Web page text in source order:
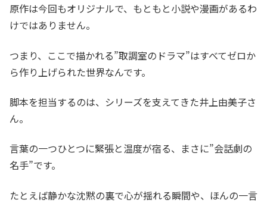
原作は今回もオリジナルで、もともと小説や漫画があるわ
けではありません。
つまり、ここで描かれる”取調室のドラマ”はすべてゼロか
ら作り上げられた世界なんです。
脚本を担当するのは、シリーズを支えてきた井上由美子さ
ん。
言葉の一つひとつに緊張と温度が宿る、まさに”会話劇の
名手”です。
たとえば静かな沈黙の裏で心が揺れる瞬間や、ほんの一言